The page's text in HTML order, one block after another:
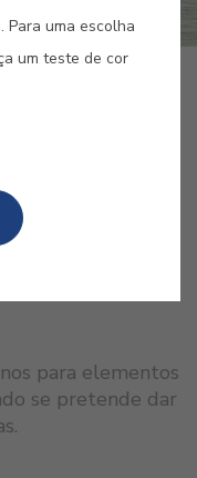
para elementos
se pretende dar
Para uma escolha
um teste de cor